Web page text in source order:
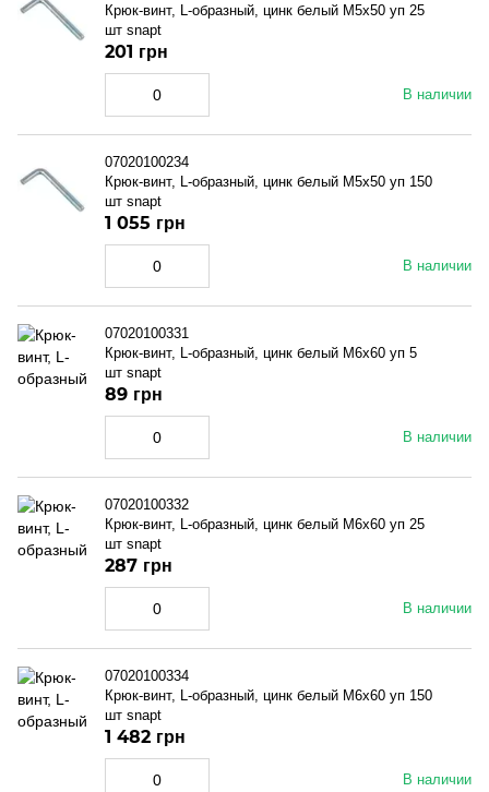
Крюк-винт, L-образный, цинк белый M5x50 уп 25
шт snapt
В наличии
201 грн
07020100234
Крюк-винт, L-образный, цинк белый M5x50 уп 150
шт snapt
В наличии
1 055 грн
07020100331
Крюк-винт, L-образный, цинк белый M6x60 уп 5
шт snapt
В наличии
89 грн
07020100332
Крюк-винт, L-образный, цинк белый M6x60 уп 25
шт snapt
В наличии
287 грн
07020100334
Крюк-винт, L-образный, цинк белый M6x60 уп 150
шт snapt
В наличии
1 482 грн